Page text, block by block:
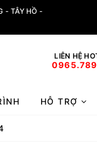
- TÂY HỒ -
LIÊN HỆ
HỖ TRỢ